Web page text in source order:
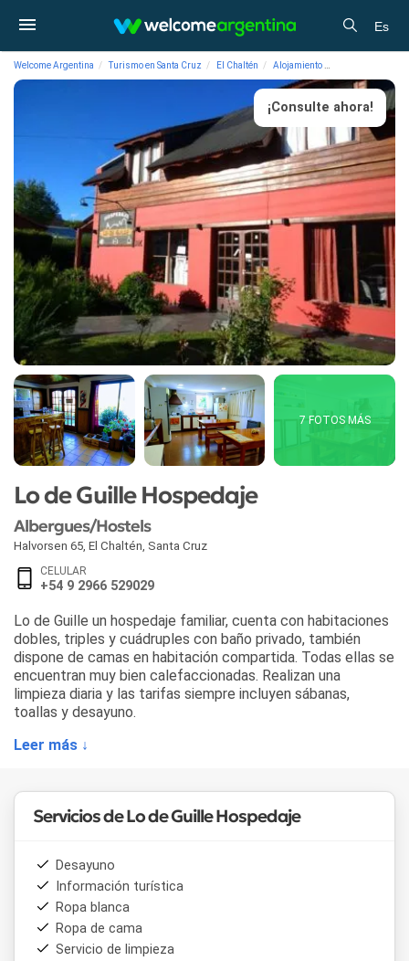
Es
Welcome Argentina Turismo en Santa Cruz El Chaltén Alojamiento
¡Consulte ahora!
7 FOTOS MÁS
Lo de Guille Hospedaje
Albergues/Hostels
Halvorsen 65 El Chaltén Santa Cruz
CELULAR
+54 9 2966 529029
Lo de Guille un hospedaje familiar, cuenta con habitaciones
dobles, triples y cuádruples con baño privado, también
dispone de camas en habitación compartida. Todas ellas se
encuentran muy bien calefaccionadas. Realizan una
limpieza diaria y las tarifas siempre incluyen sábanas,
toallas y desayuno.
Leer más ↓
Servicios de Lo de Guille Hospedaje
Desayuno
Información turística
Ropa blanca
Ropa de cama
Servicio de limpieza